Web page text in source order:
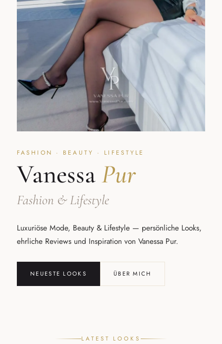
FASHION · BEAUTY · LIFESTYLE
VanessaPur
Fashion & Lifestyle
Luxuriöse Mode, Beauty & Lifestyle — persönliche Looks,
ehrliche Reviews und Inspiration von Vanessa Pur.
NEUESTE LOOKS ÜBER MICH
LATEST LOOKS